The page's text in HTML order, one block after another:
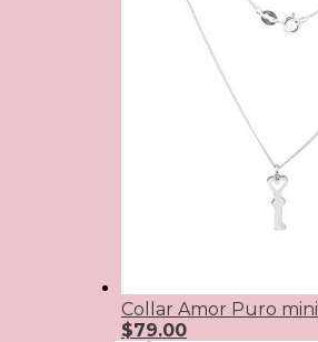
Collar Amor Puro mini
$79.00